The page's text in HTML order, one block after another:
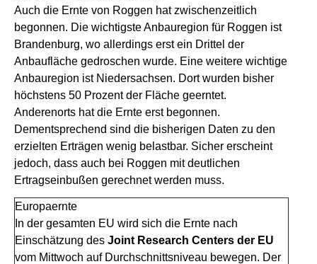
Auch die Ernte von Roggen hat zwischenzeitlich
begonnen. Die wichtigste Anbauregion für Roggen ist
Brandenburg, wo allerdings erst ein Drittel der
Anbaufläche gedroschen wurde. Eine weitere wichtige
Anbauregion ist Niedersachsen. Dort wurden bisher
höchstens 50 Prozent der Fläche geerntet.
Anderenorts hat die Ernte erst begonnen.
Dementsprechend sind die bisherigen Daten zu den
erzielten Erträgen wenig belastbar. Sicher erscheint
jedoch, dass auch bei Roggen mit deutlichen
Ertragseinbußen gerechnet werden muss.
Europaernte
In der gesamten EU wird sich die Ernte nach
Einschätzung des Joint Research Centers der EU
vom Mittwoch auf Durchschnittsniveau bewegen. Der